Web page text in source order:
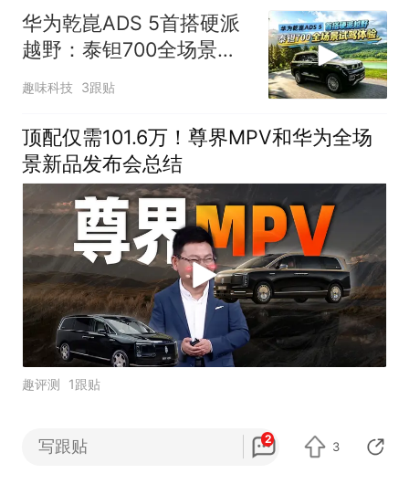
华为乾崑ADS 5首搭硬派
越野：泰钽700全场景试
驾体验
趣味科技 3跟贴
顶配仅需101.6万！尊界MPV和华为全场
景新品发布会总结
趣评测 1跟贴
写跟贴 2
3